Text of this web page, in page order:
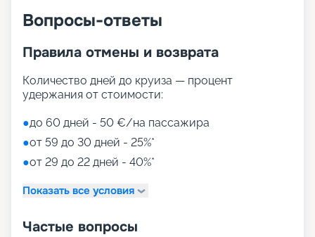
Вопросы-ответы
Правила отмены и возврата
Количество дней до круиза — процент
удержания от стоимости:
●до 60 дней - 50 €/на пассажира
●от 59 до 30 дней - 25%*
●от 29 до 22 дней - 40%*
Показать все условия
Частые вопросы